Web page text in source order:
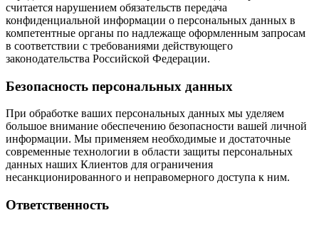
считается нарушением обязательств передача
конфиденциальной информации о персональных данных в
компетентные органы по надлежаще оформленным запросам
в соответствии с требованиями действующего
законодательства Российской Федерации.
Безопасность персональных данных
При обработке ваших персональных данных мы уделяем
большое внимание обеспечению безопасности вашей личной
информации. Мы применяем необходимые и достаточные
современные технологии в области защиты персональных
данных наших Клиентов для ограничения
несанкционированного и неправомерного доступа к ним.
Ответственность